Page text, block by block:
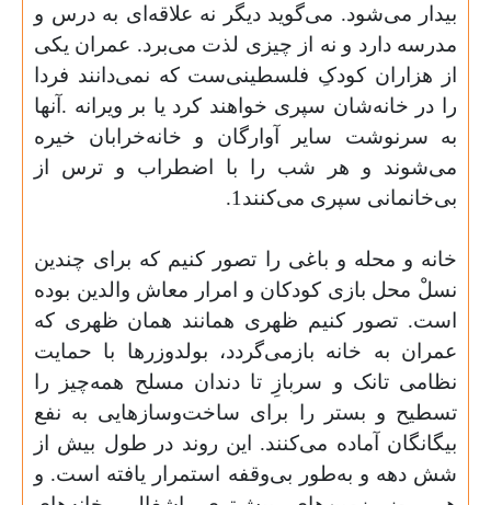
بیدار می‌شود.‌ می‌گوید دیگر نه علاقه‌ای به درس و
مدرسه دارد و نه از چیزی لذت می‌برد.‌ عمران یکی
از هزاران کودکِ فلسطینی‌ست که نمی‌دانند فردا
را در خانه‌شان سپری خواهند کرد یا بر ویرانه .‌آنها
به سرنوشت سایر آوارگان و خانه‌خرابان خیره
می‌شوند و هر شب را با اضطراب و ترس از
بی‌خانمانی سپری می‌کنند1.
خانه و محله و باغی را تصور کنیم که برای چندین
نسلْ محل بازی کودکان و امرار معاش والدین بوده
است.‌ تصور کنیم ظهری همانند همان ظهری که
عمران به خانه بازمی‌گردد، بولدوزرها با حمایت
نظامی تانک و سربازِ تا دندان مسلح همه‌چیز را
تسطیح و بستر را برای ساخت‌وسازهایی به نفع
بیگانگان آماده می‌کنند. این روند در طول بیش از
شش دهه و به‌طور بی‌وقفه استمرار یافته است.‌‌ و